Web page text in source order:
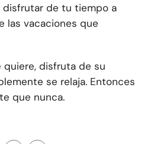
de tu tiempo a
las vacaciones que
disfruta de su
se relaja. Entonces
que nunca.